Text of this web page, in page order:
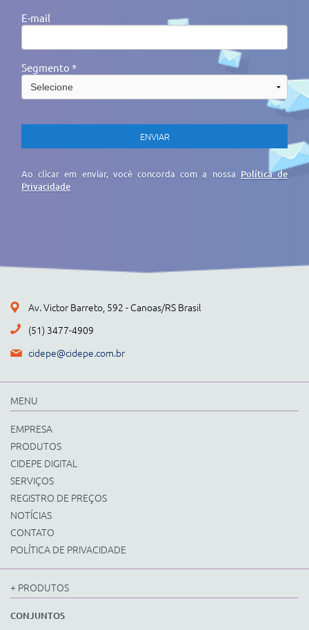
E-mail
Segmento *
Ao clicar em enviar, você concorda com a nossa Política de
Privacidade
Av. Victor Barreto, 592 - Canoas/RS Brasil
(51) 3477-4909
cidepe@cidepe.com.br
MENU
EMPRESA
PRODUTOS
CIDEPE DIGITAL
SERVIÇOS
REGISTRO DE PREÇOS
NOTÍCIAS
CONTATO
POLÍTICA DE PRIVACIDADE
+ PRODUTOS
CONJUNTOS